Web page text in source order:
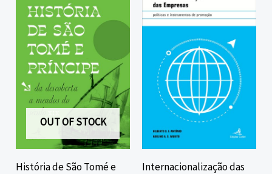
OUT OF STOCK
História de São Tomé e
preço
original
era:
20,00 €.
atual
é:
18,00 €.
Internacionalização das
preço
original
era:
12,00 €.
preço
atual
é:
10,80 €.